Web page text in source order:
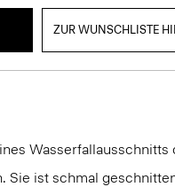
ZUR WUNSCHLISTE
Sie ist schmal